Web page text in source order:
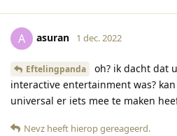
A asuran 1 dec. 2022
Eftelingpanda
oh? ik dacht dat
interactive entertainment was?
universal er iets mee te maken
Nevz heeft hierop gereageerd.